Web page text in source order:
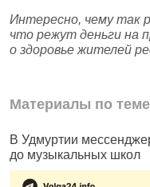
Интересно, чему так
что режут деньги на
о здоровье жителей
Материалы по
В Удмуртии
до музыкальных школ